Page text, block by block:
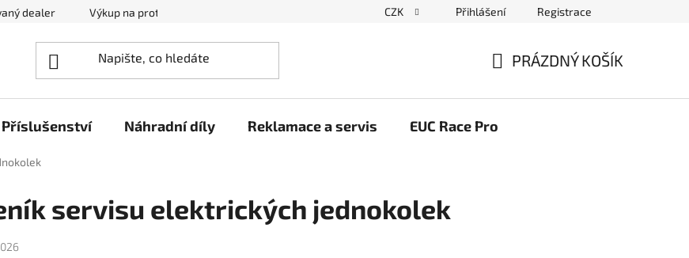
dealer Výkup na protiúčet Blog elektrovozítka Obchodní podmínky
CZK Přihlášení Registrace
PRÁZDNÝ KOŠÍK
Příslušenství Náhradní díly Reklamace a servis EUC Race Pro
servisu elektrických jednokolek